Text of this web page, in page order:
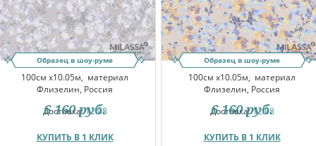
Образец в шоу-руме
100см x10.05м, материал
Флизелин, Россия
Доставка:12.08
КУПИТЬ В 1 КЛИК
6 160 руб.
Образец в шоу-руме
100см x10.05м, материал
Флизелин, Россия
Доставка:12.08
КУПИТЬ В 1 КЛИК
6 160 руб.